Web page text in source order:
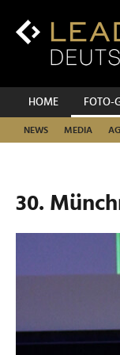
Inhalt
Hauptnavigation
HOME FOTO-
NEWS MEDIA
30.